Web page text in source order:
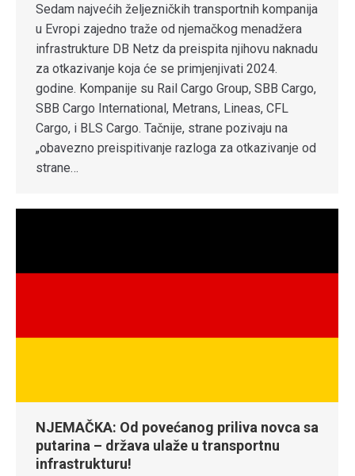
Sedam najvećih željezničkih transportnih kompanija
u Evropi zajedno traže od njemačkog menadžera
infrastrukture DB Netz da preispita njihovu naknadu
za otkazivanje koja će se primjenjivati 2024.
godine. Kompanije su Rail Cargo Group, SBB Cargo,
SBB Cargo International, Metrans, Lineas, CFL
Cargo, i BLS Cargo. Tačnije, strane pozivaju na
„obavezno preispitivanje razloga za otkazivanje od
strane…
NJEMAČKA: Od povećanog priliva novca sa
putarina – država ulaže u transportnu
infrastrukturu!